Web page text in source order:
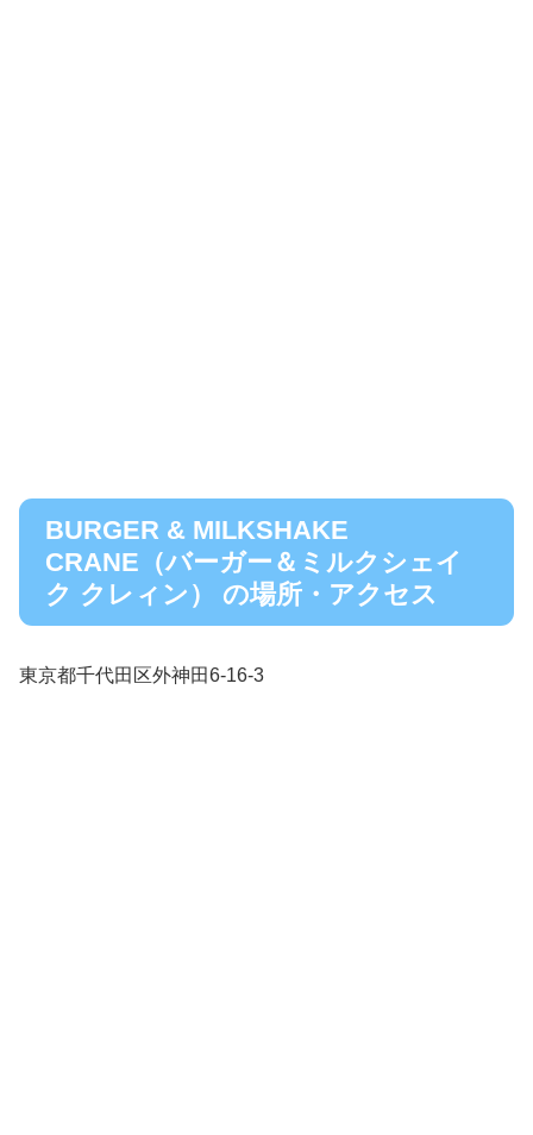
BURGER & MILKSHAKE
CRANE（バーガー＆ミルクシェイ
ク クレィン） の場所・アクセス
東京都千代田区外神田6-16-3